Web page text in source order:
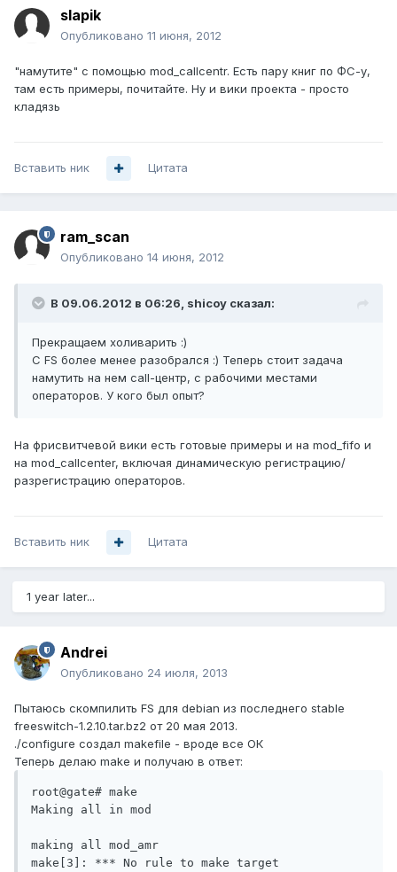
slapik
Опубликовано 11 июня, 2012
"намутите" с помощью mod_callcentr. Есть пару книг по ФС-у,
там есть примеры, почитайте. Ну и вики проекта - просто
кладязь
Вставить ник Цитата
ram_scan
Опубликовано 14 июня, 2012
В 09.06.2012 в 06:26, shicoy сказал:
Прекращаем холиварить :)
С FS более менее разобрался :) Теперь стоит задача
намутить на нем call-центр, с рабочими местами
операторов. У кого был опыт?
На фрисвитчевой вики есть готовые примеры и на mod_fifo и
на mod_callcenter, включая динамическую регистрацию/
разрегистрацию операторов.
Вставить ник Цитата
1 year later...
Andrei
Опубликовано 24 июля, 2013
Пытаюсь скомпилить FS для debian из последнего stable
freeswitch-1.2.10.tar.bz2 от 20 мая 2013.
./configure создал makefile - вроде все ОК
Теперь делаю make и получаю в ответ:
root@gate# make
Making all in mod
making all mod_amr
make[3]: *** No rule to make target